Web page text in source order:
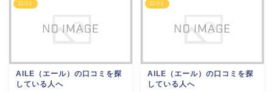
口コミ
AILE（エール）の口コミを探
している人へ
口コミ
AILE（エール）の口コミを探
している人へ